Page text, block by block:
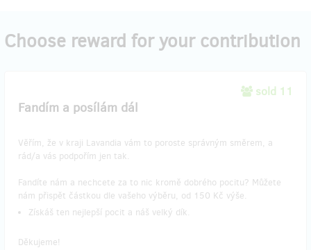
Choose reward for your contribution
sold 11
Fandím a posílám dál
Věřím, že v kraji Lavandia vám to poroste správným směrem, a
rád/a vás podpořím jen tak.
Fandíte nám a nechcete za to nic kromě dobrého pocitu? Můžete
nám přispět částkou dle vašeho výběru, od 150 Kč výše.
Získáš ten nejlepší pocit a náš velký dík.
Děkujeme!